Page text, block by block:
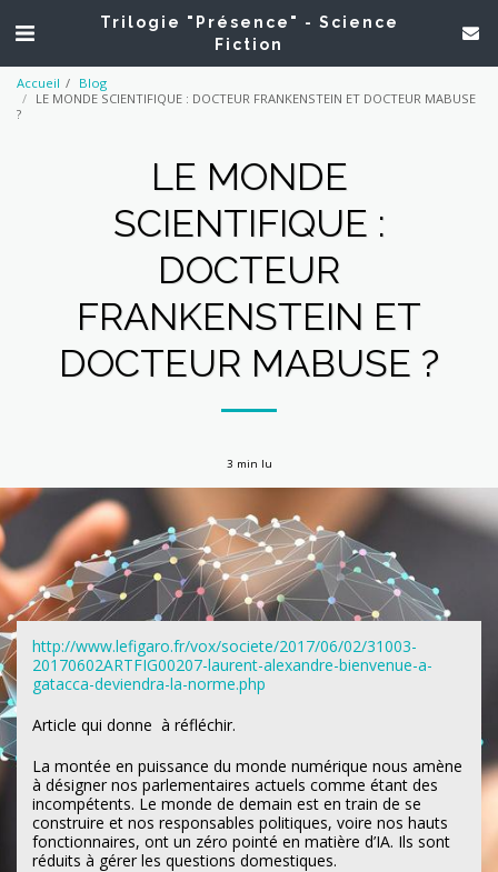
Trilogie "Présence" - Science
Fiction
Accueil
Blog
LE MONDE SCIENTIFIQUE : DOCTEUR FRANKENSTEIN ET DOCTEUR MABUSE
?
LE MONDE
SCIENTIFIQUE :
DOCTEUR
FRANKENSTEIN ET
DOCTEUR MABUSE ?
3 min lu
http://www.lefigaro.fr/vox/societe/2017/06/02/31003-
20170602ARTFIG00207-laurent-alexandre-bienvenue-a-
gatacca-deviendra-la-norme.php
Article qui donne à réfléchir.
La montée en puissance du monde numérique nous amène
à désigner nos parlementaires actuels comme étant des
incompétents. Le monde de demain est en train de se
construire et nos responsables politiques, voire nos hauts
fonctionnaires, ont un zéro pointé en matière d’IA. Ils sont
réduits à gérer les questions domestiques.